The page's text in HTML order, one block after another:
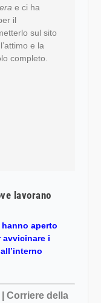
e ci ha
il
sul sito
e la
completo.
lavorano
aperto
avvicinare i
Corriere della